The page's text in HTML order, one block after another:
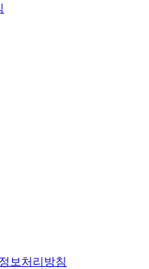
보처리방침